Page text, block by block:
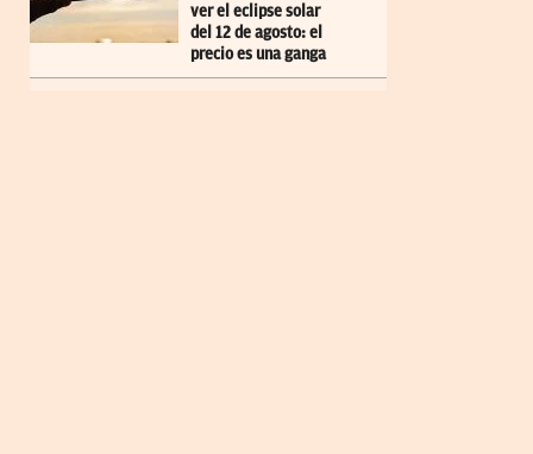
ver el eclipse solar
del 12 de agosto: el
precio es una ganga